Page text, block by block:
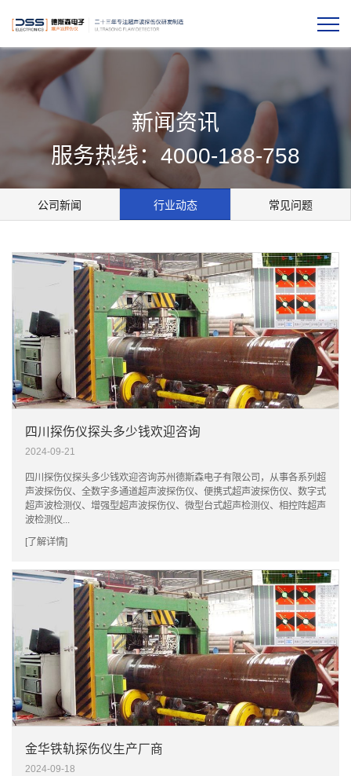
新闻资讯
服务热线：4000-188-758
公司新闻 行业动态 常见问题
四川探伤仪探头多少钱欢迎咨询
2024-09-21
四川探伤仪探头多少钱欢迎咨询苏州德斯森电子有限公司，从事各系列超
声波探伤仪、全数字多通道超声波探伤仪、便携式超声波探伤仪、数字式
超声波检测仪、增强型超声波探伤仪、微型台式超声检测仪、相控阵超声
波检测仪...
[了解详情]
金华铁轨探伤仪生产厂商
2024-09-18